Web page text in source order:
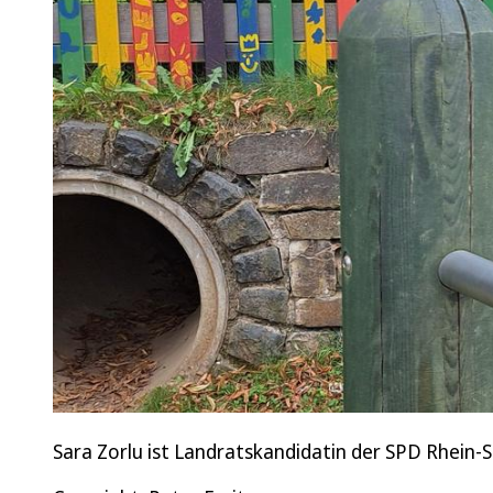
Sara Zorlu ist Landratskandidatin der SPD Rhein-